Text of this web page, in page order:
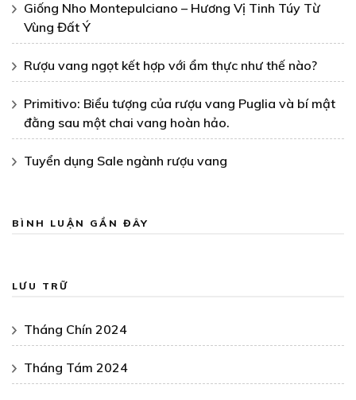
Giống Nho Montepulciano – Hương Vị Tinh Túy Từ
Vùng Đất Ý
Rượu vang ngọt kết hợp với ẩm thực như thế nào?
Primitivo: Biểu tượng của rượu vang Puglia và bí mật
đằng sau một chai vang hoàn hảo.
Tuyển dụng Sale ngành rượu vang
BÌNH LUẬN GẦN ĐÂY
LƯU TRỮ
Tháng Chín 2024
Tháng Tám 2024